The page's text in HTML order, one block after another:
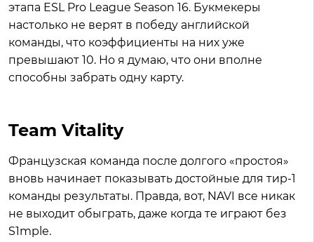
этапа ESL Pro League Season 16. Букмекеры
настолько не верят в победу английской
команды, что коэффициенты на них уже
превышают 10. Но я думаю, что они вполне
способны забрать одну карту.
Team Vitality
Французская команда после долгого «простоя»
вновь начинает показывать достойные для тир-1
команды результаты. Правда, вот, NAVI все никак
не выходит обыграть, даже когда те играют без
S1mple.